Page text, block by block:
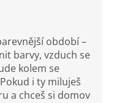
období –
barvy, vzduch se
kolem se
i ty miluješ
a chceš si domov